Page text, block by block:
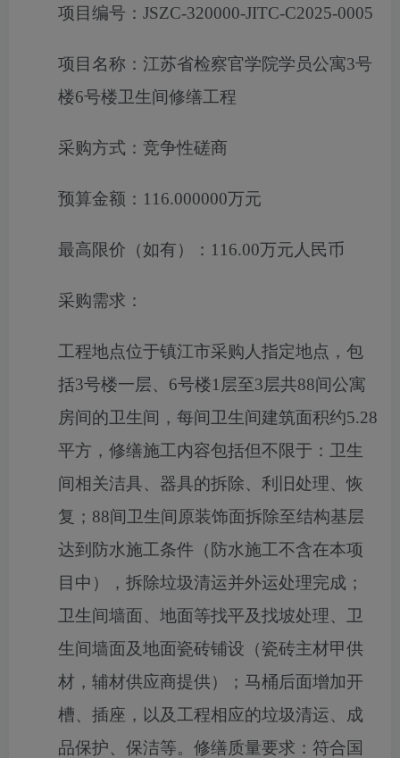
项目编号： JSZC-320000-JITC-C2025-0005
项目名称： 江苏省检察官学院学员公寓3号
楼6号楼卫生间修缮工程
采购方式： 竞争性磋商
预算金额： 116.000000万元
最高限价（如有）： 116.00万元人民币
采购需求：
工程地点位于镇江市采购人指定地点 ， 包
括3号楼一层、 6号楼1 层至3层共88间公寓
房间的卫生间， 每间卫生间建筑面积约5.28
平方 ，修缮施工内容包括但不限于：卫生
间相关洁具、器具的拆除、利旧处理、恢
复； 88间卫生间原装饰面拆除至结构基层
达到防水施工条件（防水施工不含在本项
目中），拆除垃圾清运并外运处理完成；
卫生间墙面、地面等找平及找坡处理、卫
生间墙面及地面瓷砖铺设（瓷砖主材甲供
材，辅材供应商提供）；马桶后面增加开
槽、插座，以及工程相应的垃圾清运、成
品保护、保洁等。修缮质量要求：符合国